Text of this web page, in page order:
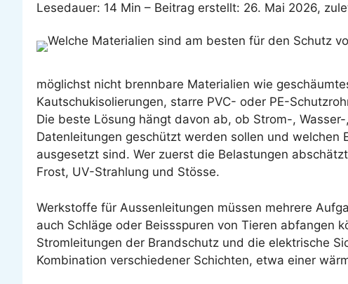
Lesedauer: 14 Min – Beitrag erstellt: 26. Mai 2026,
möglichst nicht brennbare Materialien wie
Kautschukisolierungen, starre PVC- oder PE-
Die beste Lösung hängt davon ab, ob Strom-,
Datenleitungen geschützt werden sollen und welchen
ausgesetzt sind. Wer zuerst die Belastungen
Frost, UV-Strahlung und Stösse.
Werkstoffe für Aussenleitungen müssen mehrere
auch Schläge oder Beissspuren von Tieren abfangen
Stromleitungen der Brandschutz und die elektrische
Kombination verschiedener Schichten, etwa einer